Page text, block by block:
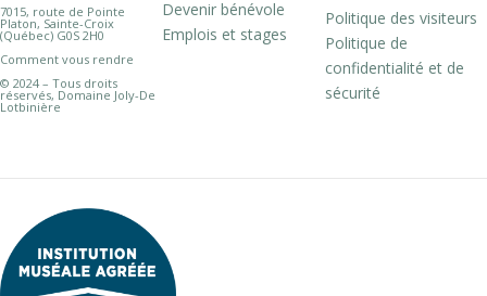
7015, route de Pointe
Platon, Sainte-Croix
(Québec) G0S 2H0
Comment vous rendre
© 2024 – Tous droits
réservés, Domaine Joly-De
Lotbinière
Devenir bénévole
Emplois et stages
Politique des visiteurs
Politique de
confidentialité et de
sécurité